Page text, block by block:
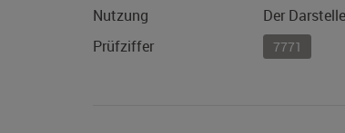
Nutzung
Der
Prüfziffer
7771